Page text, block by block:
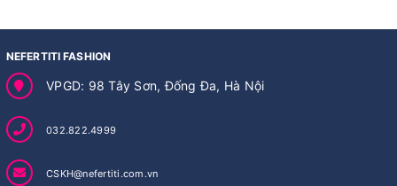
NEFERTITI FASHION
VPGD: 98 Tây Sơn, Đống Đa, Hà Nội
032.822.4999
CSKH@nefertiti.com.vn